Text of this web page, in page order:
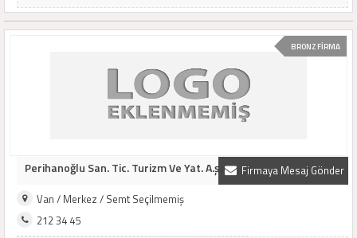
BRONZ FİRMA
Firmaya Mesaj Gönder
Perihanoğlu San. Tic. Turizm Ve Yat. A.ş.
Van / Merkez / Semt Seçilmemiş
212 34 45